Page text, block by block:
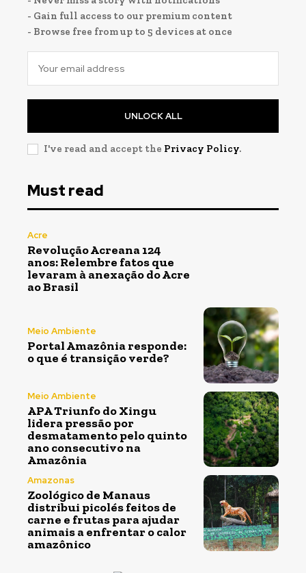
- Gain full access to our premium content
- Browse free from up to 5 devices at once
UNLOCK ALL
I've read and accept the Privacy Policy.
Must read
Acre
Revolução Acreana 124
anos: Relembre fatos que
levaram à anexação do Acre
ao Brasil
Meio Ambiente
Portal Amazônia responde:
o que é transição verde?
Meio Ambiente
APA Triunfo do Xingu
lidera pressão por
desmatamento pelo quinto
ano consecutivo na
Amazônia
Amazonas
Zoológico de Manaus
distribui picolés feitos de
carne e frutas para ajudar
animais a enfrentar o calor
amazônico